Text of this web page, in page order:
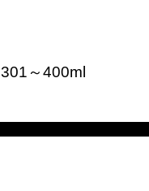
301～400ml